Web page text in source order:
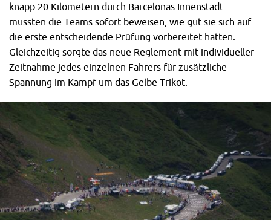
knapp 20 Kilometern durch Barcelonas Innenstadt
mussten die Teams sofort beweisen, wie gut sie sich auf
die erste entscheidende Prüfung vorbereitet hatten.
Gleichzeitig sorgte das neue Reglement mit individueller
Zeitnahme jedes einzelnen Fahrers für zusätzliche
Spannung im Kampf um das Gelbe Trikot.